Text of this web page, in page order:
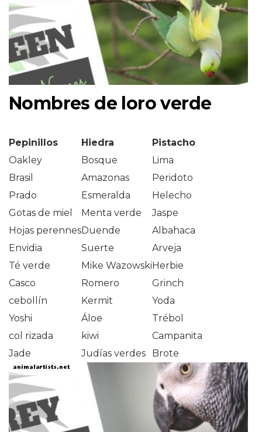
Nombres de loro verde
Pepinillos Hiedra
Pistacho
Oakley
Bosque
Lima
Brasil
Amazonas
Peridoto
Prado
Esmeralda
Helecho
Gotas de miel
Menta verde
Jaspe
Hojas perennesDuende
Albahaca
Envidia
Suerte
Arveja
Té verde
Mike WazowskiHerbie
Casco
Romero
Grinch
cebollín
Kermit
Yoda
Yoshi
Áloe
Trébol
col rizada
kiwi
Campanita
Jade
Judías verdes Brote